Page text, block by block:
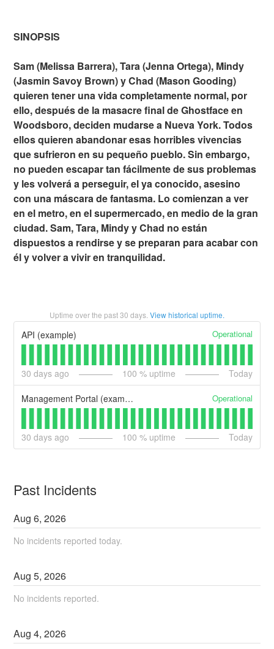
SINOPSIS
Sam (Melissa Barrera), Tara (Jenna Ortega), Mindy
(Jasmin Savoy Brown) y Chad (Mason Gooding)
quieren tener una vida completamente normal, por
ello, después de la masacre final de Ghostface en
Woodsboro, deciden mudarse a Nueva York. Todos
ellos quieren abandonar esas horribles vivencias
que sufrieron en su pequeño pueblo. Sin embargo,
no pueden escapar tan fácilmente de sus problemas
y les volverá a perseguir, el ya conocido, asesino
con una máscara de fantasma. Lo comienzan a ver
en el metro, en el supermercado, en medio de la gran
ciudad. Sam, Tara, Mindy y Chad no están
dispuestos a rendirse y se preparan para acabar con
él y volver a vivir en tranquilidad.
Uptime over the past30 days. View historical uptime.
API (example) Operational
30 days ago 100 % uptime Today
Management Portal (example) Operational
30 days ago 100 % uptime Today
Past Incidents
Aug6,2026
No incidents reported today.
Aug5,2026
No incidents reported.
Aug4,2026